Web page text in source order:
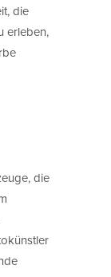
die
erleben,
die